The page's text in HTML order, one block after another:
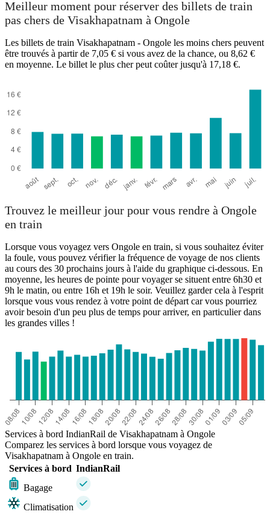
Meilleur moment pour réserver des billets de train
pas chers de Visakhapatnam à Ongole
Les billets de train Visakhapatnam - Ongole les moins chers peuvent
être trouvés à partir de 7,05 € si vous avez de la chance, ou 8,62 €
en moyenne. Le billet le plus cher peut coûter jusqu'à 17,18 €.
Trouvez le meilleur jour pour vous rendre à Ongole
en train
Lorsque vous voyagez vers Ongole en train, si vous souhaitez éviter
la foule, vous pouvez vérifier la fréquence de voyage de nos clients
au cours des 30 prochains jours à l'aide du graphique ci-dessous. En
moyenne, les heures de pointe pour voyager se situent entre 6h30 et
9h le matin, ou entre 16h et 19h le soir. Veuillez garder cela à l'esprit
lorsque vous vous rendez à votre point de départ car vous pourriez
avoir besoin d'un peu plus de temps pour arriver, en particulier dans
les grandes villes !
Services à bord IndianRail de Visakhapatnam à Ongole
Comparez les services à bord lorsque vous voyagez de
Visakhapatnam à Ongole en train.
Services à bord IndianRail
Bagage
Climatisation